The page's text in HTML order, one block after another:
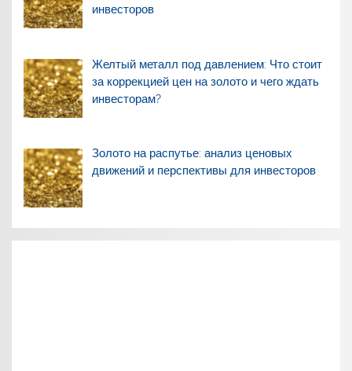
инвесторов
Желтый металл под давлением: Что стоит
за коррекцией цен на золото и чего ждать
инвесторам?
Золото на распутье: анализ ценовых
движений и перспективы для инвесторов